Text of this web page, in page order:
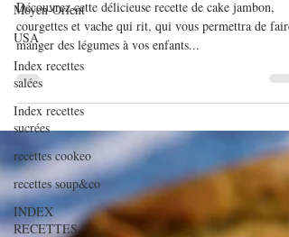
Moyen-Orient
USA
Index recettes
salées
Index recettes
sucrées
recettes cookeo
recettes soup&co
INDEX
RECETTES
Cake jambon, courgettes et
vache qui rit
Découvrez cette délicieuse recette de cake jambon,
courgettes et vache qui rit, qui vous permettra de faire
manger des légumes à vos enfants...